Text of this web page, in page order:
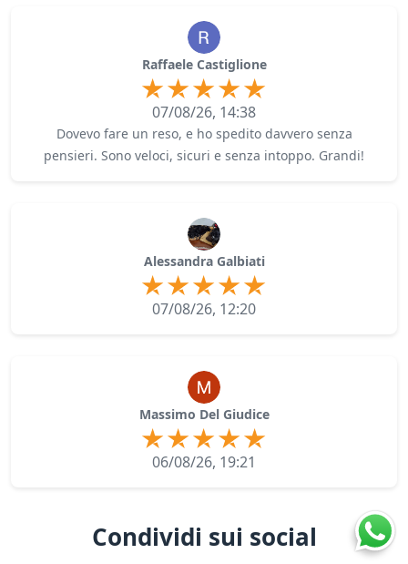
Raffaele Castiglione
07/08/26, 14:38
Dovevo fare un reso, e ho spedito davvero senza
pensieri. Sono veloci, sicuri e senza intoppo. Grandi!
Alessandra Galbiati
07/08/26, 12:20
Massimo Del Giudice
06/08/26, 19:21
Condividi sui social